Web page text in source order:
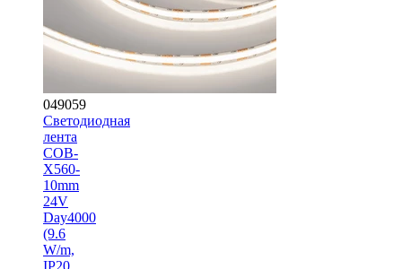
049059
Светодиодная
лента
COB-
X560-
10mm
24V
Day4000
(9.6
W/m,
IP20,